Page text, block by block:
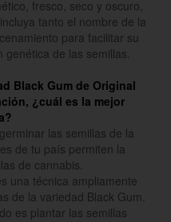
fresco, seco y oscuro,
tanto el nombre de la
para facilitar su
genética de las semillas.
Black Gum de Original
¿cuál es la mejor
las semillas de la
de tu país permiten la
de cannabis.
una técnica ampliamente
de la variedad Black Gum.
es plantar las semillas